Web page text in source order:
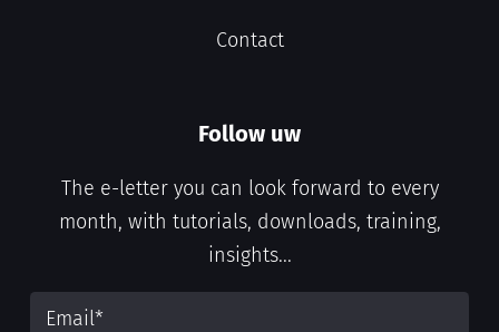
Contact
Follow uw
The e-letter you can look forward to every
month, with tutorials, downloads, training,
insights...
Email*